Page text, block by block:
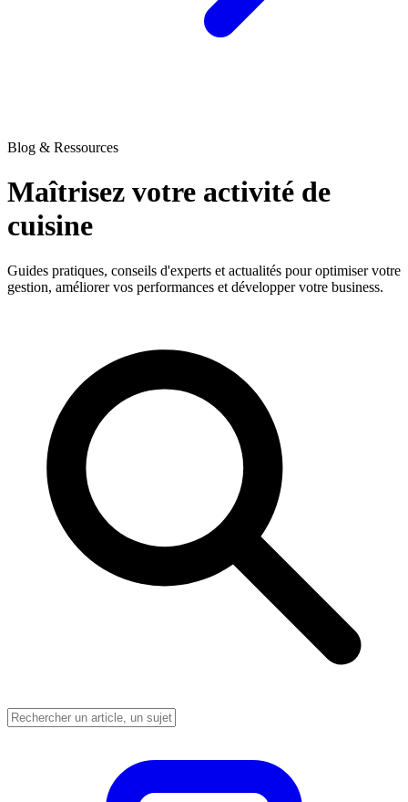
Blog & Ressources
Maîtrisez votre activité de
cuisine
Guides pratiques, conseils d'experts et actualités pour optimiser votre
gestion, améliorer vos performances et développer votre business.